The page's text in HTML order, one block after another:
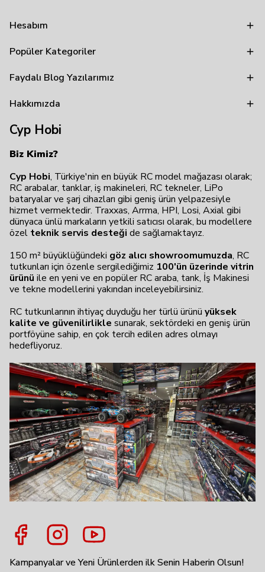
Hesabım
Popüler Kategoriler
Faydalı Blog Yazılarımız
Hakkımızda
Cyp Hobi
Biz Kimiz?
Cyp Hobi, Türkiye'nin en büyük RC model mağazası olarak;
RC arabalar, tanklar, iş makineleri, RC tekneler, LiPo
bataryalar ve şarj cihazları gibi geniş ürün yelpazesiyle
hizmet vermektedir. Traxxas, Arrma, HPI, Losi, Axial gibi
dünyaca ünlü markaların yetkili satıcısı olarak, bu modellere
özel teknik servis desteği de sağlamaktayız.
150 m² büyüklüğündeki göz alıcı showroomumuzda, RC
tutkunları için özenle sergilediğimiz 100'ün üzerinde vitrin
ürünü ile en yeni ve en popüler RC araba, tank, İş Makinesi
ve tekne modellerini yakından inceleyebilirsiniz.
RC tutkunlarının ihtiyaç duyduğu her türlü ürünü yüksek
kalite ve güvenilirlikle sunarak, sektördeki en geniş ürün
portföyüne sahip, en çok tercih edilen adres olmayı
hedefliyoruz.
Kampanyalar ve Yeni Ürünlerden ilk Senin Haberin Olsun!